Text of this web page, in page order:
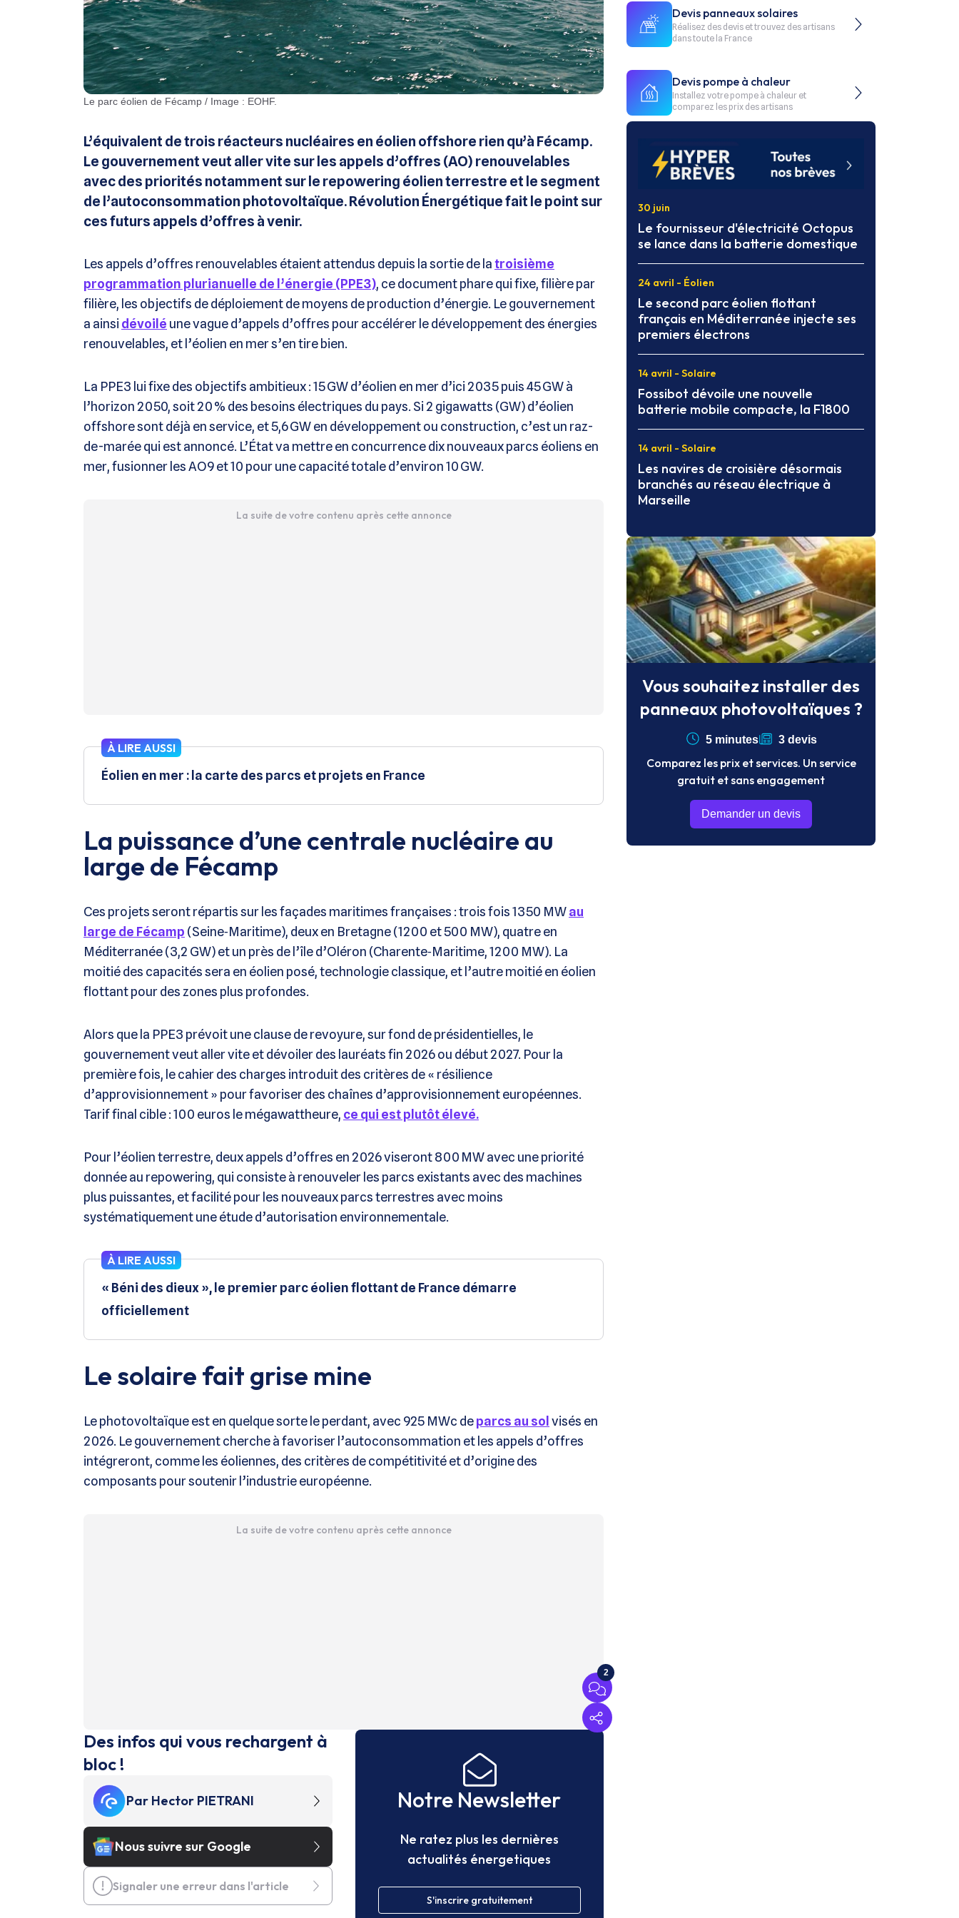
Le parc éolien de Fécamp / Image : EOHF.
L’équivalent de trois réacteurs nucléaires en éolien offshore rien qu’à Fécamp.
Le gouvernement veut aller vite sur les appels d’offres (AO) renouvelables
avec des priorités notamment sur le repowering éolien terrestre et le segment
de l’autoconsommation photovoltaïque. Révolution Énergétique fait le point sur
ces futurs appels d’offres à venir.
Les appels d’offres renouvelables étaient attendus depuis la sortie de latroisième
programmation plurianuelle de l’énergie (PPE3), ce document phare qui fixe, filière par
filière, les objectifs de déploiement de moyens de production d’énergie. Le gouvernement
a ainsi dévoilé une vague d’appels d’offres pour accélérer le développement des énergies
renouvelables, et l’éolien en mer s’en tire bien.
La PPE3 lui fixe des objectifs ambitieux : 15 GW d’éolien en mer d’ici 2035 puis 45 GW à
l’horizon 2050, soit 20 % des besoins électriques du pays. Si 2 gigawatts (GW) d’éolien
offshore sont déjà en service, et 5,6 GW en développement ou construction, c’est un raz-
de-marée qui est annoncé. L’État va mettre en concurrence dix nouveaux parcs éoliens en
mer, fusionner les AO9 et 10 pour une capacité totale d’environ 10 GW.
La suite de votre contenu après cette annonce
À LIRE AUSSI
Éolien en mer : la carte des parcs et projets en France
La puissance d’une centrale nucléaire au
large de Fécamp
Ces projets seront répartis sur les façades maritimes françaises : trois fois 1350 MWau
large de Fécamp (Seine‑Maritime), deux en Bretagne (1200 et 500 MW), quatre en
Méditerranée (3,2 GW) et un près de l’île d’Oléron (Charente‑Maritime, 1200 MW). La
moitié des capacités sera en éolien posé, technologie classique, et l’autre moitié en éolien
flottant pour des zones plus profondes.
Alors que la PPE3 prévoit une clause de revoyure, sur fond de présidentielles, le
gouvernement veut aller vite et dévoiler des lauréats fin 2026 ou début 2027. Pour la
première fois, le cahier des charges introduit des critères de « résilience
d’approvisionnement » pour favoriser des chaînes d’approvisionnement européennes.
Tarif final cible : 100 euros le mégawattheure, ce qui est plutôt élevé.
Pour l’éolien terrestre, deux appels d’offres en 2026 viseront 800 MW avec une priorité
donnée au repowering, qui consiste à renouveler les parcs existants avec des machines
plus puissantes, et facilité pour les nouveaux parcs terrestres avec moins
systématiquement une étude d’autorisation environnementale.
À LIRE AUSSI
« Béni des dieux », le premier parc éolien flottant de France démarre
officiellement
Le solaire fait grise mine
Le photovoltaïque est en quelque sorte le perdant, avec 925 MWc deparcs au sol visés en
2026. Le gouvernement cherche à favoriser l’autoconsommation et les appels d’offres
intégreront, comme les éoliennes, des critères de compétitivité et d’origine des
composants pour soutenir l’industrie européenne.
La suite de votre contenu après cette annonce
2
Des infos qui vous rechargent à
bloc !
Par Hector PIETRANI
Nous suivre sur Google
Signaler une erreur dans l'article
Notre Newsletter
Ne ratez plus les dernières
actualités énergetiques
S'inscrire gratuitement
Devis panneaux solaires
Réalisez des devis et trouvez des artisans
dans toute la France
Devis pompe à chaleur
Installez votre pompe à chaleur et
comparez les prix des artisans
30 juin
Le fournisseur d'électricité Octopus
se lance dans la batterie domestique
24 avril - Éolien
Le second parc éolien flottant
français en Méditerranée injecte ses
premiers électrons
14 avril - Solaire
Fossibot dévoile une nouvelle
batterie mobile compacte, la F1800
14 avril - Solaire
Les navires de croisière désormais
branchés au réseau électrique à
Marseille
Vous souhaitez installer des
panneaux photovoltaïques ?
5 minutes 3 devis
Comparez les prix et services. Un service
gratuit et sans engagement
Demander un devis